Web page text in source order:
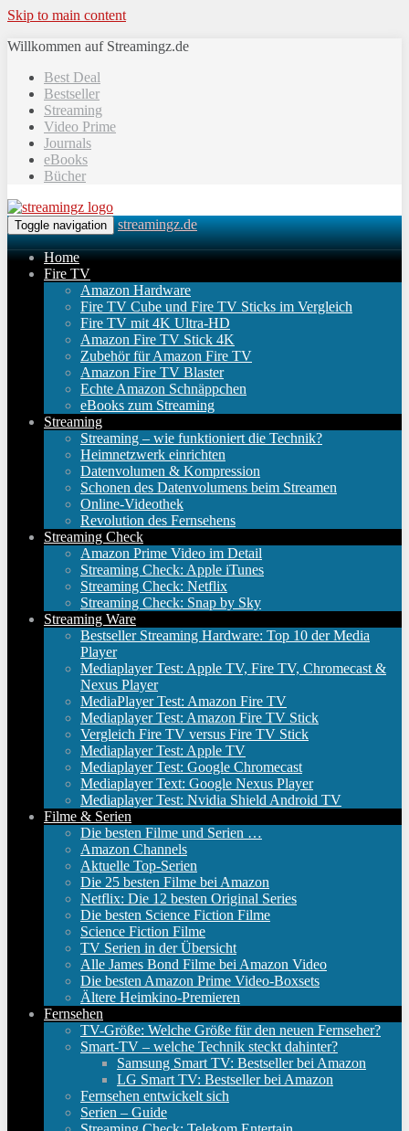
Skip to main content
Willkommen auf Streamingz.de
Best Deal
Bestseller
Streaming
Video Prime
Journals
eBooks
Bücher
Toggle navigation streamingz.de
Home
Fire TV
Amazon Hardware
Fire TV Cube und Fire TV Sticks im Vergleich
Fire TV mit 4K Ultra-HD
Amazon Fire TV Stick 4K
Zubehör für Amazon Fire TV
Amazon Fire TV Blaster
Echte Amazon Schnäppchen
eBooks zum Streaming
Streaming
Streaming – wie funktioniert die Technik?
Heimnetzwerk einrichten
Datenvolumen & Kompression
Schonen des Datenvolumens beim Streamen
Online-Videothek
Revolution des Fernsehens
Streaming Check
Amazon Prime Video im Detail
Streaming Check: Apple iTunes
Streaming Check: Netflix
Streaming Check: Snap by Sky
Streaming Ware
Bestseller Streaming Hardware: Top 10 der Media
Player
Mediaplayer Test: Apple TV, Fire TV, Chromecast &
Nexus Player
MediaPlayer Test: Amazon Fire TV
Mediaplayer Test: Amazon Fire TV Stick
Vergleich Fire TV versus Fire TV Stick
Mediaplayer Test: Apple TV
Mediaplayer Test: Google Chromecast
Mediaplayer Text: Google Nexus Player
Mediaplayer Test: Nvidia Shield Android TV
Filme & Serien
Die besten Filme und Serien …
Amazon Channels
Aktuelle Top-Serien
Die 25 besten Filme bei Amazon
Netflix: Die 12 besten Original Series
Die besten Science Fiction Filme
Science Fiction Filme
TV Serien in der Übersicht
Alle James Bond Filme bei Amazon Video
Die besten Amazon Prime Video-Boxsets
Ältere Heimkino-Premieren
Fernsehen
TV-Größe: Welche Größe für den neuen Fernseher?
Smart-TV – welche Technik steckt dahinter?
Samsung Smart TV: Bestseller bei Amazon
LG Smart TV: Bestseller bei Amazon
Fernsehen entwickelt sich
Serien – Guide